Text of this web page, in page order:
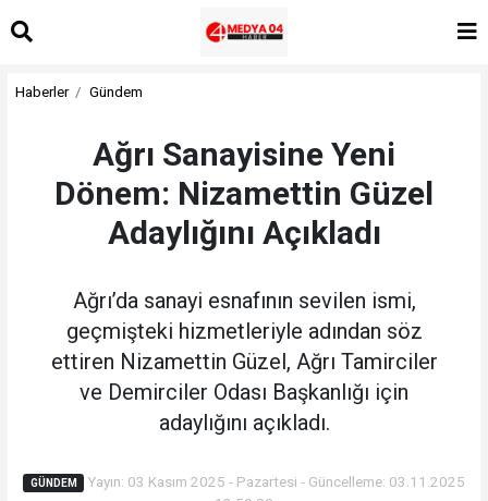
Haberler Gündem
Ağrı Sanayisine Yeni
Dönem: Nizamettin Güzel
Adaylığını Açıkladı
Ağrı’da sanayi esnafının sevilen ismi,
geçmişteki hizmetleriyle adından söz
ettiren Nizamettin Güzel, Ağrı Tamirciler
ve Demirciler Odası Başkanlığı için
adaylığını açıkladı.
GÜNDEM
Yayın: 03 Kasım 2025 - Pazartesi - Güncelleme: 03.11.2025